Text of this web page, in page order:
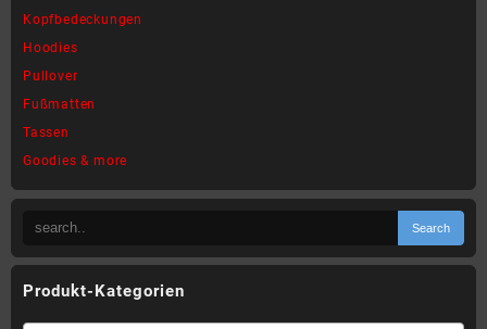
Kopfbedeckungen
Hoodies
Pullover
Fußmatten
Tassen
Goodies & more
Produkt-Kategorien